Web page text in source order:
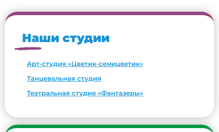
Наши студии
Арт-студия «Цветик-семицветик»
Танцевальная студия
Театральная студия «Фантазеры»